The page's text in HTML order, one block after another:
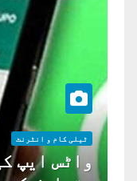
ٹیلی کام و انٹرنٹ
واٹس ایپ